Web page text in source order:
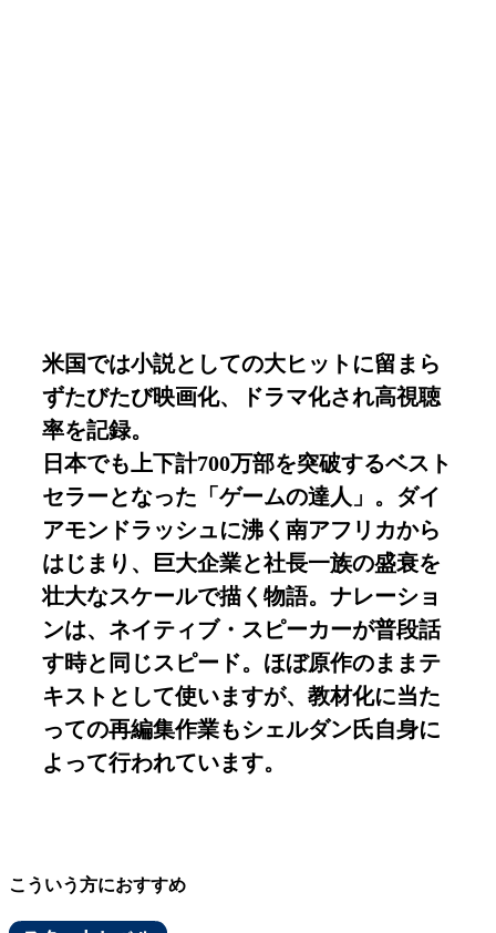
米国では小説としての大ヒットに留まら
ずたびたび映画化、ドラマ化され高視聴
率を記録。
日本でも上下計700万部を突破するベスト
セラーとなった「ゲームの達人」。ダイ
アモンドラッシュに沸く南アフリカから
はじまり、巨大企業と社長一族の盛衰を
壮大なスケールで描く物語。ナレーショ
ンは、ネイティブ・スピーカーが普段話
す時と同じスピード。ほぼ原作のままテ
キストとして使いますが、教材化に当た
っての再編集作業もシェルダン氏自身に
よって行われています。
こういう方におすすめ